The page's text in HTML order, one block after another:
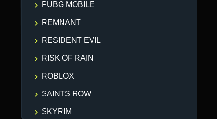
PUBG MOBILE
REMNANT
RESIDENT EVIL
RISK OF RAIN
ROBLOX
SAINTS ROW
SKYRIM